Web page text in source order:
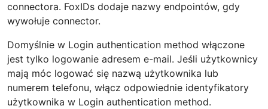
connectora. FoxIDs dodaje nazwy endpointów, gdy
wywołuje connector.
Domyślnie w Login authentication method włączone
jest tylko logowanie adresem e-mail. Jeśli użytkownicy
mają móc logować się nazwą użytkownika lub
numerem telefonu, włącz odpowiednie identyfikatory
użytkownika w Login authentication method.